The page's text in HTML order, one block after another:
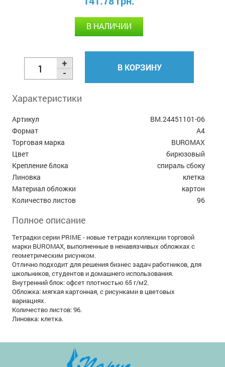
В НАЛИЧИИ
В КОРЗИНУ
Характеристики
Артикул
BM.24451101-06
Формат
А4
Торговая марка
BUROMAX
Цвет
бирюзовый
Крепление блока
спираль сбоку
Линовка
клетка
Материал обложки
картон
Количество листов
96
Полное описание
Тетрадки серии PRIME - новые тетради коллекции торговой
марки BUROMAX, выполненные в ненавязчивых обложках с
геометрическим рисунком.
Отлично подходит для решения бизнес задач работников, для
школьников, студентов и домашнего использования.
Внутренний блок: офсет плотностью 65 г/м2.
Обложка: мягкая картонная, с рисунками в цветовых
вариациях.
Количество листов: 96.
Линовка: клетка.